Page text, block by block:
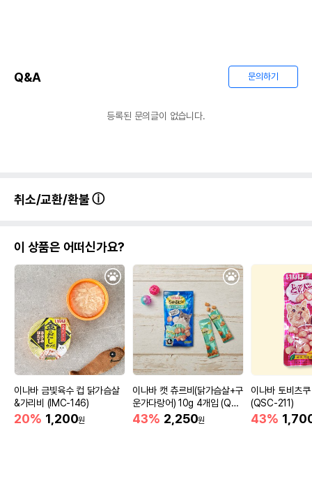
Q&A 문의하기
등록된 문의글이 없습니다.
취소/교환/환불
이 상품은 어떠신가요?
이나바 금빛육수 컵 닭가슴살
&가리비 (IMC-146)
20% 1,200원
이나바 캣 츄르비(닭가슴살+구
운가다랑어) 10g 4개입 (QS
C-273)
43% 2,250원
이나바 토비츠
(QSC-211)
43%